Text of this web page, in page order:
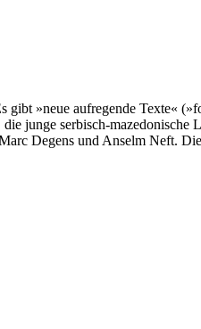
»neue aufregende Texte«
junge serbisch-
Degens und Anselm Neft.